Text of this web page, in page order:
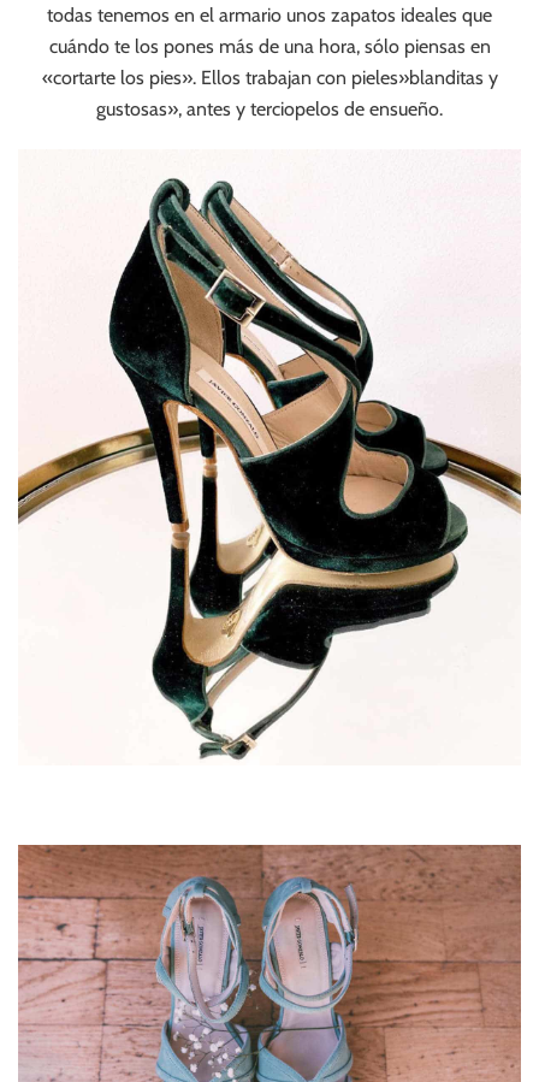
todas tenemos en el armario unos zapatos ideales que
cuándo te los pones más de una hora, sólo piensas en
«cortarte los pies». Ellos trabajan con pieles»blanditas y
gustosas», antes y terciopelos de ensueño.